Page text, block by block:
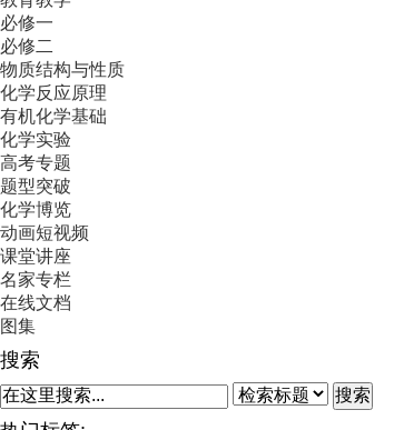
必修一
必修二
物质结构与性质
化学反应原理
有机化学基础
化学实验
高考专题
题型突破
化学博览
动画短视频
课堂讲座
名家专栏
在线文档
图集
搜索
搜索